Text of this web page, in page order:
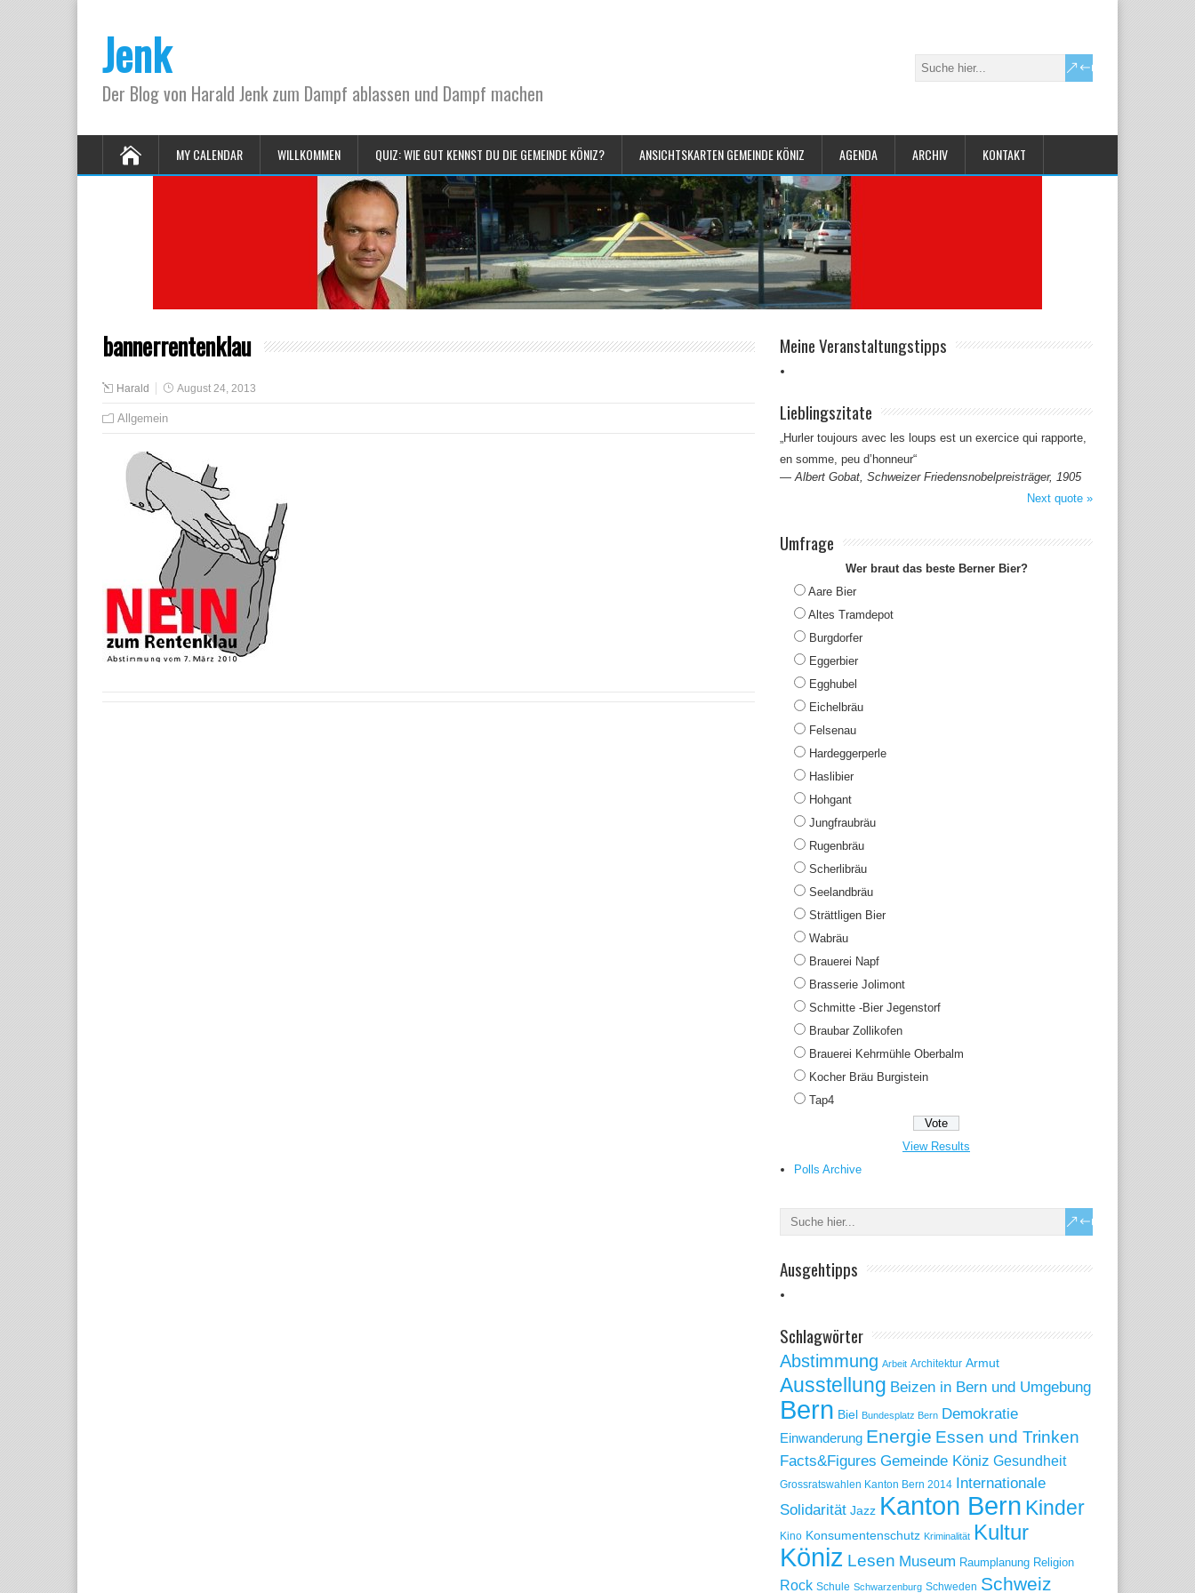
Jenk
Der Blog von Harald Jenk zum Dampf ablassen und Dampf machen
MY CALENDAR WILLKOMMEN QUIZ: WIE GUT KENNST DU DIE GEMEINDE KÖNIZ? ANSICHTSKARTEN GEMEINDE KÖNIZ AGENDA ARCHIV KONTAKT
bannerrentenklau
Harald August 24, 2013
Allgemein
Meine Veranstaltungstipps
Lieblingszitate
„Hurler toujours avec les loups est un exercice qui rapporte,
en somme, peu d’honneur“
—Albert Gobat, Schweizer Friedensnobelpreisträger, 1905
Next quote »
Umfrage
Wer braut das beste Berner Bier?
Aare Bier
Altes Tramdepot
Burgdorfer
Eggerbier
Egghubel
Eichelbräu
Felsenau
Hardeggerperle
Haslibier
Hohgant
Jungfraubräu
Rugenbräu
Scherlibräu
Seelandbräu
Strättligen Bier
Wabräu
Brauerei Napf
Brasserie Jolimont
Schmitte -Bier Jegenstorf
Braubar Zollikofen
Brauerei Kehrmühle Oberbalm
Kocher Bräu Burgistein
Tap4
View Results
Polls Archive
Ausgehtipps
Schlagwörter
Abstimmung Arbeit Architektur Armut
Ausstellung Beizen in Bern und Umgebung
Bern Biel Bundesplatz Bern Demokratie
Einwanderung Energie Essen und Trinken
Facts&Figures Gemeinde Köniz Gesundheit
Grossratswahlen Kanton Bern 2014 Internationale
Solidarität Jazz Kanton Bern Kinder
Kino Konsumentenschutz Kriminalität Kultur
Köniz Lesen Museum Raumplanung Religion
Rock Schule Schwarzenburg Schweden Schweiz